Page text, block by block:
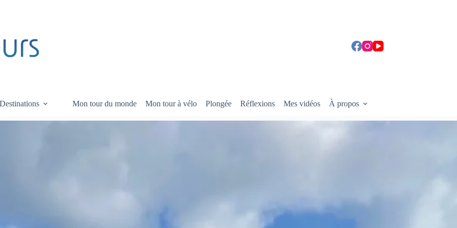
Destinations Mon tour du monde Mon tour à vélo Plongée Réflexions Mes vidéos À propos